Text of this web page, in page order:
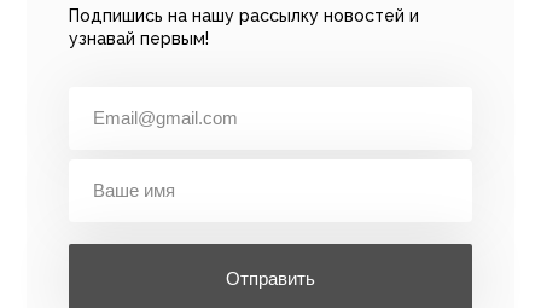
Подпишись на нашу рассылку новостей и
узнавай первым!
Отправить